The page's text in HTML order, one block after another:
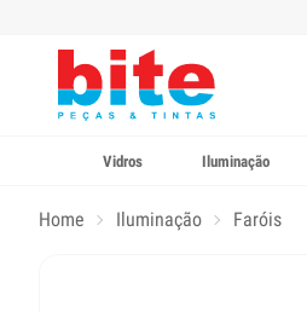
Vidros Iluminação
Home Iluminação Faróis